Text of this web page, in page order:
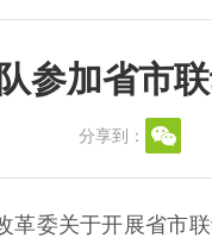
参加省市
分享到：
委关于开展省市联